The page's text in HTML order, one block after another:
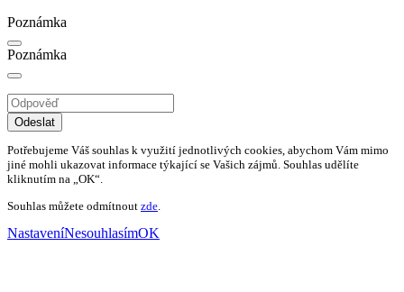
Poznámka
Poznámka
Odeslat
Potřebujeme Váš souhlas k využití jednotlivých cookies, abychom Vám mimo
jiné mohli ukazovat informace týkající se Vašich zájmů. Souhlas udělíte
kliknutím na „OK“.
Souhlas můžete odmítnout zde
NastaveníNesouhlasímOK